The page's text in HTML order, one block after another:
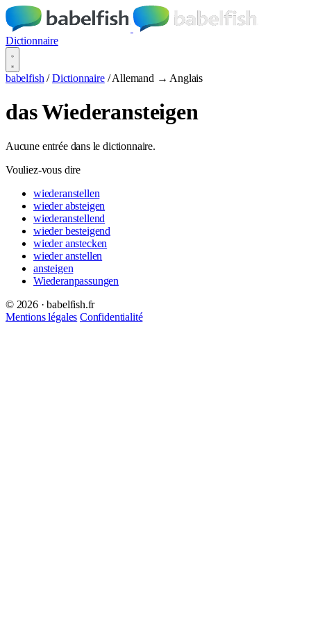
Dictionnaire
babelfish / Dictionnaire / Allemand → Anglais
das Wiederansteigen
Aucune entrée dans le dictionnaire.
Vouliez-vous dire
wiederanstellen
wieder absteigen
wiederanstellend
wieder besteigend
wieder anstecken
wieder anstellen
ansteigen
Wiederanpassungen
© 2026 · babelfish.fr
Mentions légales Confidentialité